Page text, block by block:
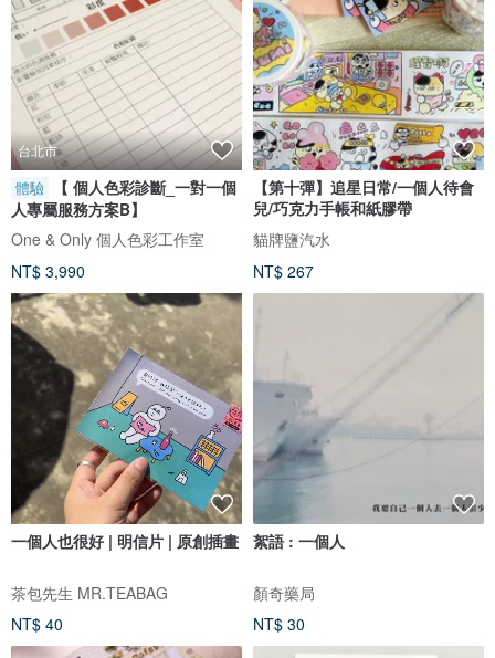
台北市
體驗
【 個人色彩診斷_一對一個
人專屬服務方案B】
One & Only 個人色彩工作室
NT$ 3,990
【第十彈】追星日常/一個人待會
兒/巧克力手帳和紙膠帶
貓牌鹽汽水
NT$ 267
一個人也很好 | 明信片 | 原創插畫
茶包先生 MR.TEABAG
NT$ 40
絮語 : 一個人
顏奇藥局
NT$ 30